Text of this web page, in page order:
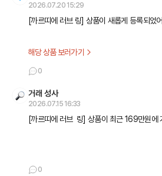
2026.07.20 15:29
[까르띠에 러브 링] 상품이 새롭게 등록되었
해당 상품 보러가기
0
거래 성사
2026.07.15 16:33
[까르띠에 러브  링] 상품이 최근 169만원에
0